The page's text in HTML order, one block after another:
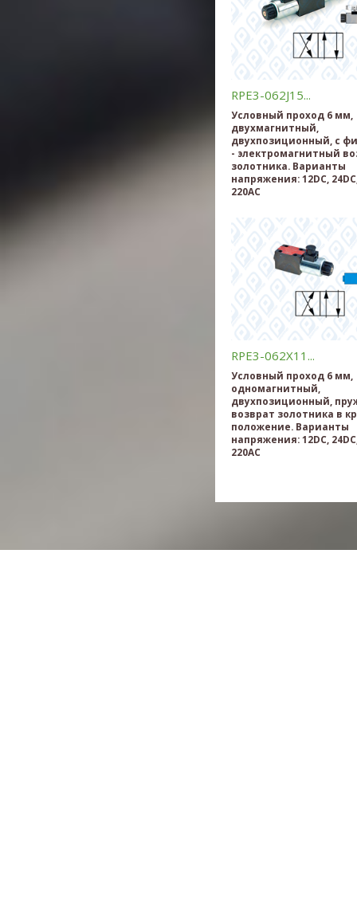
RPE3-062J15...
Условный проход 6 мм,
двухмагнитный,
двухпозиционный, с
- электромагнитный
золотника. Варианты
напряжения: 12DC,
220AC
RPE3-062X11...
Условный проход 6 мм,
одномагнитный,
двухпозиционный,
возврат золотника в
положение. Варианты
напряжения: 12DC,
220AC